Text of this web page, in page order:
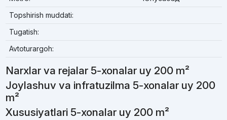
Topshirish muddati:
Tugatish:
Avtoturargoh:
Narxlar va rejalar 5-xonalar uy 200 m²
Joylashuv va infratuzilma 5-xonalar uy 200
m²
Xususiyatlari 5-xonalar uy 200 m²